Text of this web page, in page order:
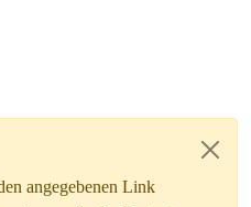
angegebenen Link